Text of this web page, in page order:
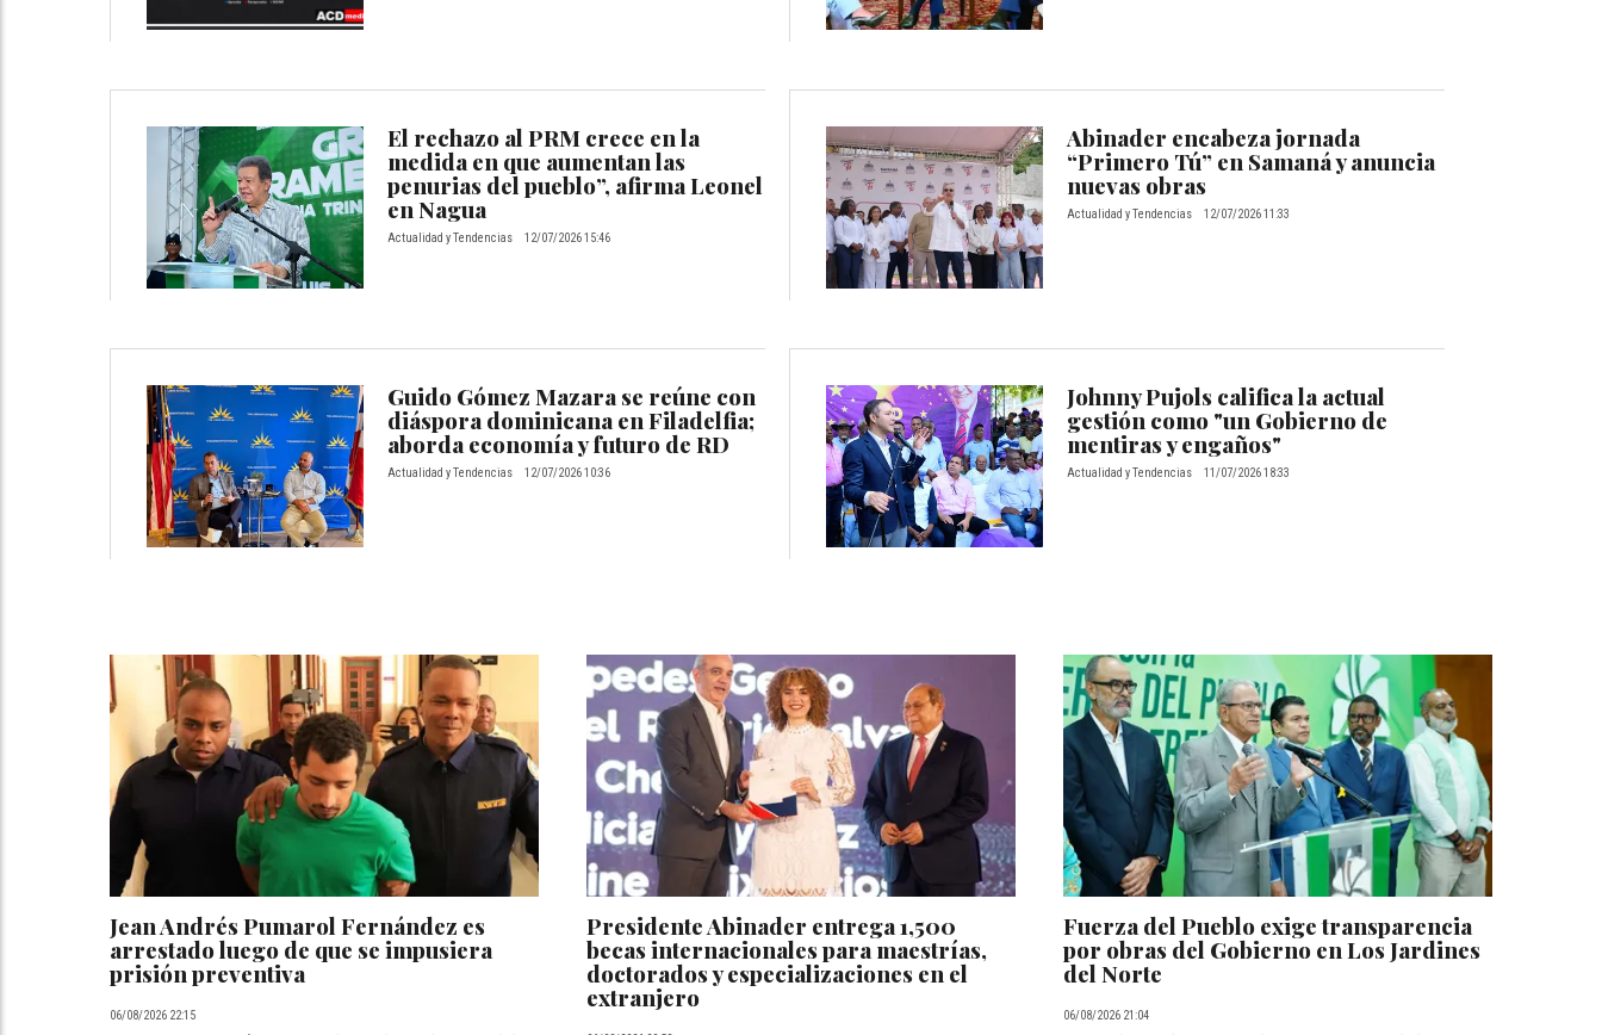
El rechazo al PRM crece en la
medida en que aumentan las
penurias del pueblo”, afirma Leonel
en Nagua
Actualidad y Tendencias 12/07/2026 15:46
Abinader encabeza jornada
“Primero Tú” en Samaná y anuncia
nuevas obras
Actualidad y Tendencias 12/07/2026 11:33
Guido Gómez Mazara se reúne con
diáspora dominicana en Filadelfia;
aborda economía y futuro de RD
Actualidad y Tendencias 12/07/2026 10:36
Johnny Pujols califica la actual
gestión como "un Gobierno de
mentiras y engaños"
Actualidad y Tendencias 11/07/2026 18:33
Jean Andrés Pumarol Fernández es
arrestado luego de que se impusiera
prisión preventiva
06/08/2026 22:15
Presidente Abinader entrega 1,500
becas internacionales para maestrías,
doctorados y especializaciones en el
extranjero
Fuerza del Pueblo exige transparencia
por obras del Gobierno en Los Jardines
del Norte
06/08/2026 21:04